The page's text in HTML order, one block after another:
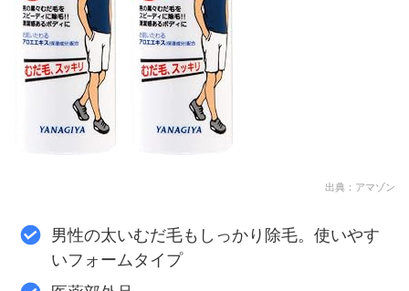
出典：アマゾン
男性の太いむだ毛もしっかり除毛。使いやす
いフォームタイプ